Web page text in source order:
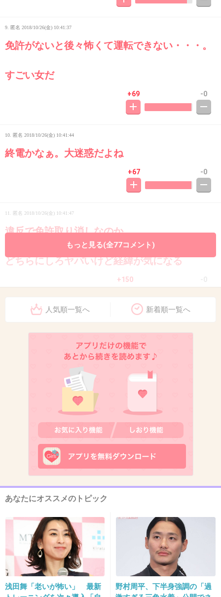
9. 匿名 2018/10/26(金) 10:41:37
免許がないと後々怖くて運転できない・・・。
すごい女だ
+69 -0
10. 匿名 2018/10/26(金) 10:41:44
終電かなぁ。大迷惑だよね
+67 -0
11. 匿名 2018/10/26(金) 10:41:47
違反で免許取り消しなのか、
もともと無免許なのか
どちらにしろヤバいけど経緯が気になる
+150
+10
2018/10/26(金) 10:42:17
ｂａｋａだから取れないんだよｗ
+14
14. 匿名2018/10/26(金) 10:42:33
>>8
男でも出ないよ、名前は？ってコメントよくあ
るでしょ
15. 匿名 2018/10/26(金) 10:42:34
もっと見る(全77コメント)
人気順一覧へ 新着順一覧へ
あなたにオススメのトピック
浅田舞「老いが怖い」 最新
野村周平、下半身強調の「過